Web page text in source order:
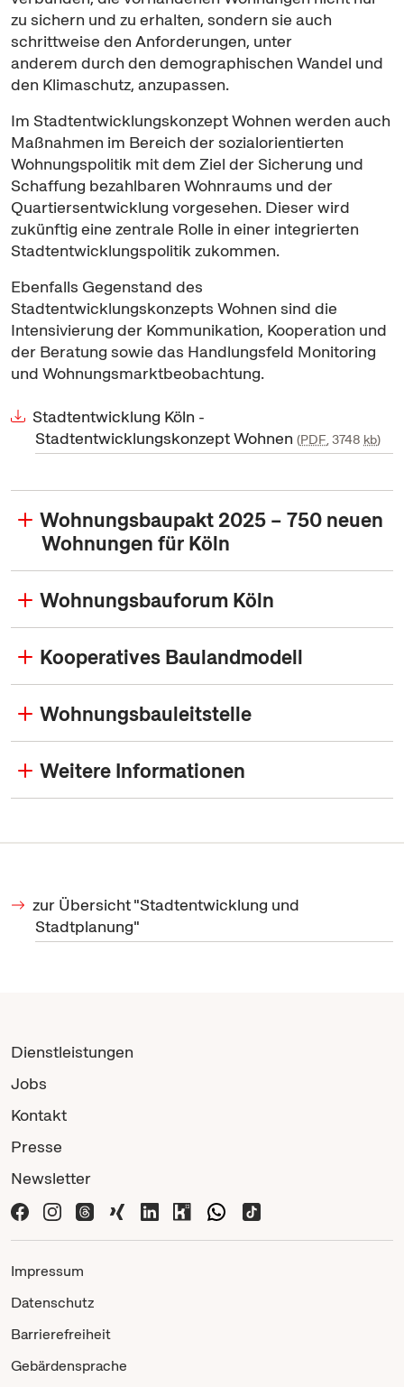
zu sichern und zu erhalten, sondern sie auch
schrittweise den Anforderungen, unter
anderem durch den demographischen Wandel und
den Klimaschutz, anzupassen.
Im Stadtentwicklungskonzept Wohnen werden auch
Maßnahmen im Bereich der sozialorientierten
Wohnungspolitik mit dem Ziel der Sicherung und
Schaffung bezahlbaren Wohnraums und der
Quartiersentwicklung vorgesehen. Dieser wird
zukünftig eine zentrale Rolle in einer integrierten
Stadtentwicklungspolitik zukommen.
Ebenfalls Gegenstand des
Stadtentwicklungskonzepts Wohnen sind die
Intensivierung der Kommunikation, Kooperation und
der Beratung sowie das Handlungsfeld Monitoring
und Wohnungsmarktbeobachtung.
Stadtentwicklung Köln -
Stadtentwicklungskonzept Wohnen PDF, 3748 kb
Wohnungsbaupakt 2025 – 750 neuen
Wohnungen für Köln
Wohnungsbauforum Köln
Kooperatives Baulandmodell
Wohnungsbauleitstelle
Weitere Informationen
zur Übersicht "Stadtentwicklung und
Stadtplanung"
Dienstleistungen
Jobs
Kontakt
Presse
Newsletter
Impressum
Datenschutz
Barrierefreiheit
Gebärdensprache